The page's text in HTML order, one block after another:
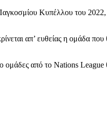
Κυπέλλου του 2022,
απ’ ευθείας η ομάδα
ομάδες από το Nations